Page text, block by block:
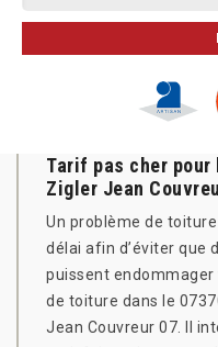
Tarif pas cher
Zigler Jean
Un problème de
délai afin d’éviter que
puissent
de toiture dans le
Jean Couvreur 07. Il